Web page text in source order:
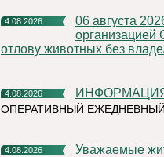
4.08.2026
06 августа 2026 года на территории Княжпогостского района,
организацией
отлову животных без
4.08.2026
ОПЕРАТИВНЫЙ
4.08.2026 Уважаемые